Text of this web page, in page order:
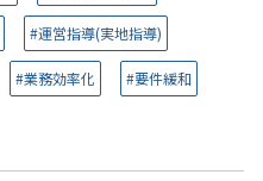
#運営指導(実地指導)
#業務効率化 #要件緩和